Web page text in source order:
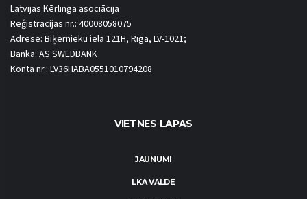
Latvijas Kērlinga asociācija
Reģistrācijas nr.: 40008058075
Adrese: Biķernieku iela 121H, Rīga, LV-1021;
Banka: AS SWEDBANK
Konta nr.: LV36HABA0551010794208
VIETNES LAPAS
JAUNUMI
LKA VALDE